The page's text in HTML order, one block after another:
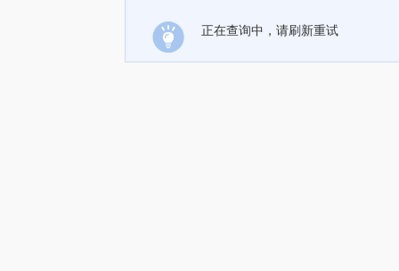
正在查询中，请刷新重试